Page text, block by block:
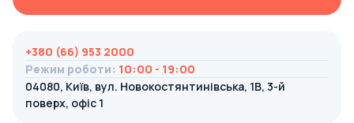
+380 (66) 953 2000
Режим роботи: 10:00 - 19:00
04080, Київ, вул. Новокостянтинівська, 1В, 3-й
поверх, офіс 1